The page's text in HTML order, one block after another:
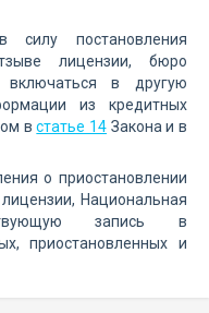
постановления
лицензии, бюро
в другую
из кредитных
встатье 14 Закона и в
о приостановлении
Национальная
запись в
приостановленных и